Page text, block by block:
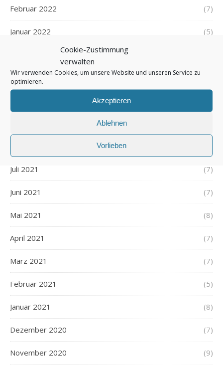
Cookie-Zustimmung
verwalten
Wir verwenden Cookies, um unsere Website und unseren Service zu
optimieren.
Akzeptieren
Ablehnen
Vorlieben
Februar 2022 (7)
Januar 2022 (5)
Dezember 2021
November 2021
Juli 2021 (7)
Juni 2021 (7)
Mai 2021 (8)
April 2021 (7)
März 2021 (7)
Februar 2021 (5)
Januar 2021 (8)
Dezember 2020 (7)
November 2020 (9)